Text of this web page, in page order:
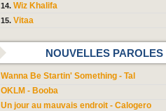
Wiz Khalifa
Vitaa
NOUVELLES PAROLES
Wanna Be Startin' Something - Tal
OKLM - Booba
Un jour au mauvais endroit - Calogero